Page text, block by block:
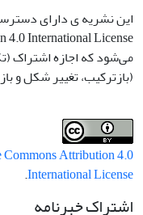
این نشریه ی دارای
می‌شود که اجازه اشتراک
(بازترکیب، تغییر شکل و
Commons Attribution 4.0
International License
.
اشتراک خبرنامه